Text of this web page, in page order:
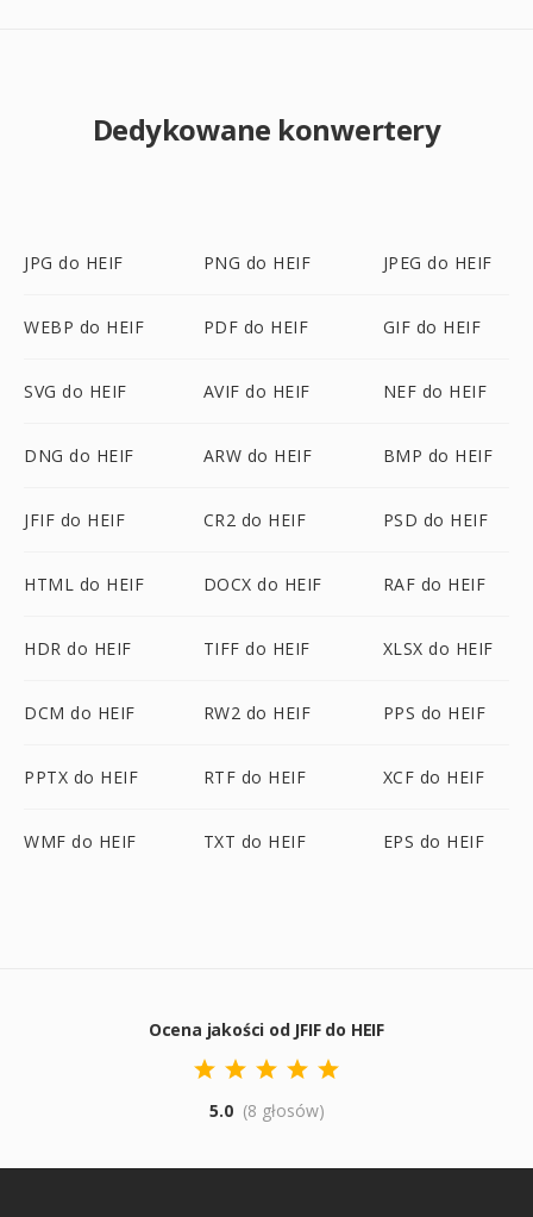
Dedykowane konwertery
JPG do HEIF PNG do HEIF JPEG do HEIF
WEBP do HEIF PDF do HEIF GIF do HEIF
SVG do HEIF AVIF do HEIF NEF do HEIF
DNG do HEIF ARW do HEIF BMP do HEIF
JFIF do HEIF CR2 do HEIF PSD do HEIF
HTML do HEIF DOCX do HEIF RAF do HEIF
HDR do HEIF TIFF do HEIF XLSX do HEIF
DCM do HEIF RW2 do HEIF PPS do HEIF
PPTX do HEIF RTF do HEIF XCF do HEIF
WMF do HEIF TXT do HEIF EPS do HEIF
Ocena jakości od JFIF do HEIF
5.0 (8 głosów)